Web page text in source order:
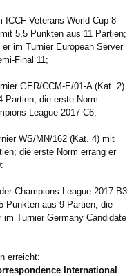
ICCF Veterans World Cup 8
5,5 Punkten aus 11 Partien;
im Turnier European Server
Final 11;
GER/CCM-E/01-A (Kat. 2)
Partien; die erste Norm
League 2017 C6;
WS/MN/162 (Kat. 4) mit
die erste Norm errang er
Champions League 2017 B3
Punkten aus 9 Partien; die
im Turnier Germany Candidate
erreicht:
International